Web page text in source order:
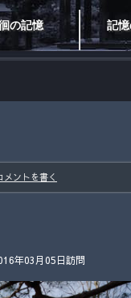
の記憶 記
メントを書く
年03月05日訪問